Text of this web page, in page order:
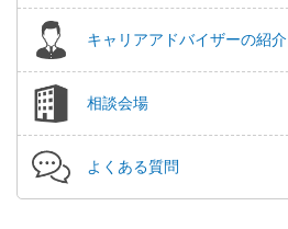
キャリアアドバイザーの紹介
相談会場
よくある質問